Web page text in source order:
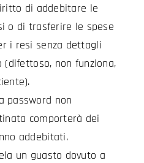
di addebitare le
o di trasferire le spese
i resi senza dettagli
non funziona,
password non
comporterà dei
addebitati.
un guasto dovuto a